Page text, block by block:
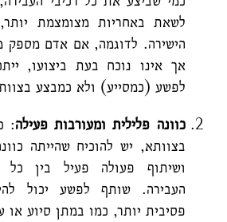
לשאת באחריות מצומצמת
הישירה. לדוגמה, אם אדם מספק
אך אינו נוכח בעת ביצועו,
לפשע (כמסייע) ולא כמבצע
כוונה פלילית ומעורבות פעילה:
בצוותא, יש להוכיח שהייתה
ושיתוף פעולה פעיל בין כל
העבירה. שותף לפשע יכול
פסיבית יותר, כמו במתן סיוע או